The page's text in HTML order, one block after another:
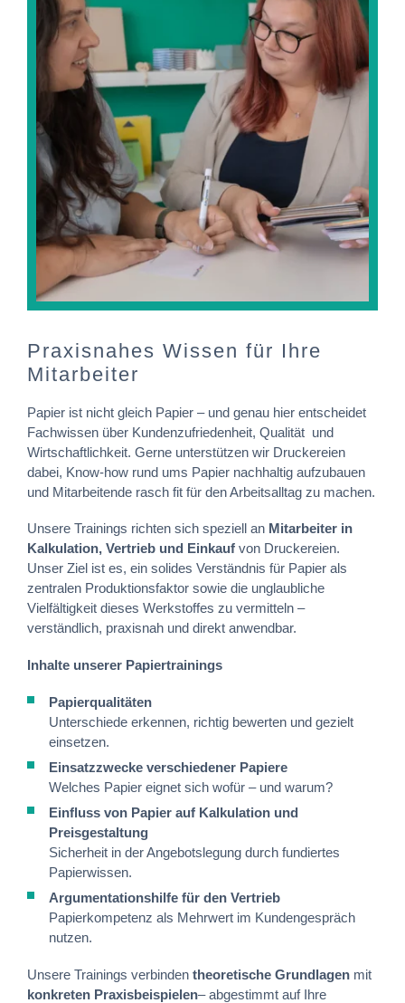
Praxisnahes Wissen für Ihre
Mitarbeiter
Papier ist nicht gleich Papier – und genau hier entscheidet
Fachwissen über Kundenzufriedenheit, Qualität und
Wirtschaftlichkeit. Gerne unterstützen wir Druckereien
dabei, Know-how rund ums Papier nachhaltig aufzubauen
und Mitarbeitende rasch fit für den Arbeitsalltag zu machen.
Unsere Trainings richten sich speziell an Mitarbeiter in
Kalkulation, Vertrieb und Einkauf von Druckereien.
Unser Ziel ist es, ein solides Verständnis für Papier als
zentralen Produktionsfaktor sowie die unglaubliche
Vielfältigkeit dieses Werkstoffes zu vermitteln –
verständlich, praxisnah und direkt anwendbar.
Inhalte unserer Papiertrainings
Papierqualitäten
Unterschiede erkennen, richtig bewerten und gezielt
einsetzen.
Einsatzzwecke verschiedener Papiere
Welches Papier eignet sich wofür – und warum?
Einfluss von Papier auf Kalkulation und
Preisgestaltung
Sicherheit in der Angebotslegung durch fundiertes
Papierwissen.
Argumentationshilfe für den Vertrieb
Papierkompetenz als Mehrwert im Kundengespräch
nutzen.
Unsere Trainings verbinden theoretische Grundlagen mit
konkreten Praxisbeispielen– abgestimmt auf Ihre